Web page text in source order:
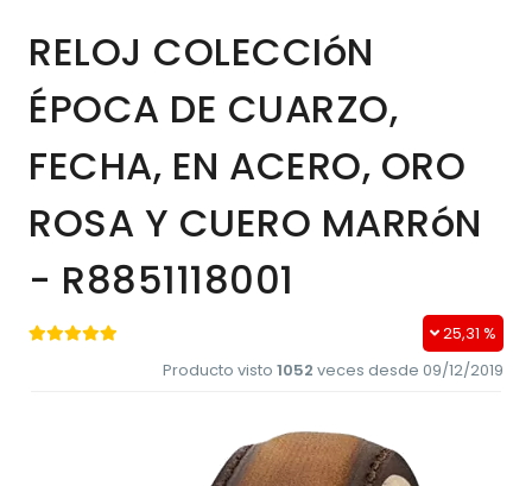
RELOJ COLECCIóN
ÉPOCA DE CUARZO,
FECHA, EN ACERO, ORO
ROSA Y CUERO MARRóN
- R8851118001
25,31 %
Producto visto 1052 veces desde 09/12/2019